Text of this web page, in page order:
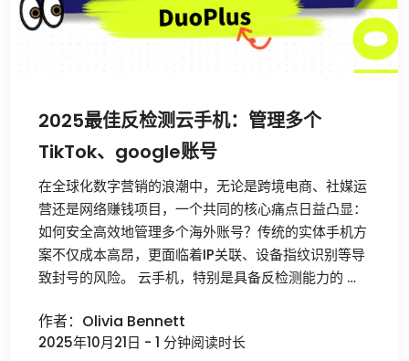
2025最佳反检测云手机：管理多个
TikTok、google账号
在全球化数字营销的浪潮中，无论是跨境电商、社媒运
营还是网络赚钱项目，一个共同的核心痛点日益凸显：
如何安全高效地管理多个海外账号？传统的实体手机方
案不仅成本高昂，更面临着IP关联、设备指纹识别等导
致封号的风险。 云手机，特别是具备反检测能力的 …
作者：Olivia Bennett
2025年10月21日 - 1 分钟阅读时长